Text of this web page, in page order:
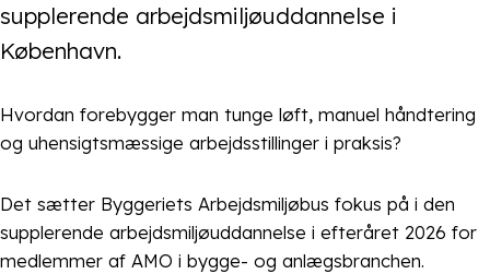
supplerende arbejdsmiljøuddannelse i
København.
Hvordan forebygger man tunge løft, manuel håndtering
og uhensigtsmæssige arbejdsstillinger i praksis?
Det sætter Byggeriets Arbejdsmiljøbus fokus på i den
supplerende arbejdsmiljøuddannelse i efteråret 2026 for
medlemmer af AMO i bygge- og anlægsbranchen.